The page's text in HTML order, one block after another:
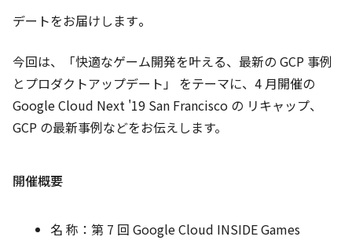
デートをお届けします。
今回は、「快適なゲーム開発を叶える、最新の GCP 事例
とプロダクトアップデート」 をテーマに、4 月開催の
Google Cloud Next '19 San Francisco の リキャップ、
GCP の最新事例などをお伝えします。
開催概要
名 称：第 7 回 Google Cloud INSIDE Games